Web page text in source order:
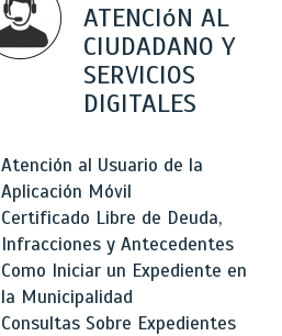
ATENCIóN AL
CIUDADANO Y
SERVICIOS
DIGITALES
Atención al Usuario de la
Aplicación Móvil
Certificado Libre de Deuda,
Infracciones y Antecedentes
Como Iniciar un Expediente en
la Municipalidad
Consultas Sobre Expedientes